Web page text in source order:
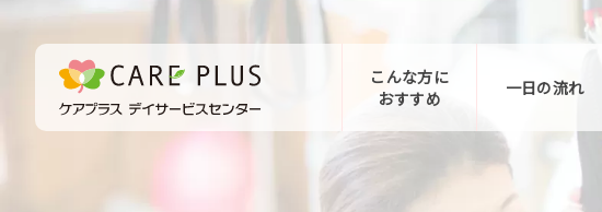
こんな方に
おすすめ
一日の流れ
お問い合わせ